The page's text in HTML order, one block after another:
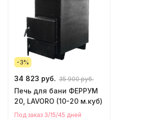
-3%
34 823 руб. 35 900 руб.
Печь для бани ФЕРРУМ
20, LAVORO (10-20 м.куб)
Под заказ 3/15/45 дней